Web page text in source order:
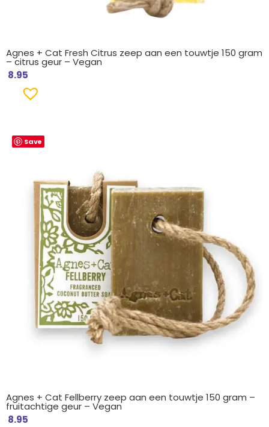
Agnes + Cat Fresh Citrus zeep aan een touwtje 150 gram
– citrus geur – Vegan
8.95
Save
Agnes + Cat Fellberry zeep aan een touwtje 150 gram –
fruitachtige geur – Vegan
8.95